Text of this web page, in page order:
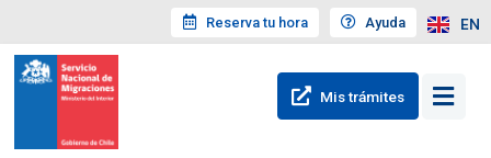
Reserva tu hora Ayuda EN
Mis trámites